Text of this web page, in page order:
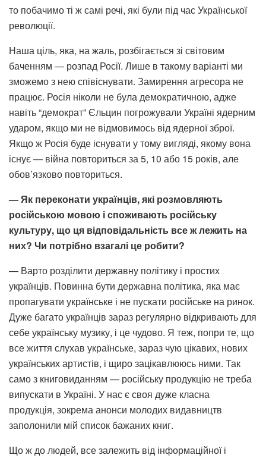
то побачимо ті ж самі речі, які були під час Української
революції.
Наша ціль, яка, на жаль, розбігається зі світовим
баченням — розпад Росії. Лише в такому варіанті ми
зможемо з нею співіснувати. Замирення агресора не
працює. Росія ніколи не була демократичною, адже
навіть “демократ” Єльцин погрожували Україні ядерним
ударом, якщо ми не відмовимось від ядерної зброї.
Якщо ж Росія буде існувати у тому вигляді, якому вона
існує — війна повториться за 5, 10 або 15 років, але
обов’язково повториться.
— Як переконати українців, які розмовляють
російською мовою і споживають російську
культуру, що ця відповідальність все ж лежить на
них? Чи потрібно взагалі це робити?
— Варто розділити державну політику і простих
українців. Повинна бути державна політика, яка має
пропагувати українське і не пускати російське на ринок.
Дуже багато українців зараз регулярно відкривають для
себе українську музику, і це чудово. Я теж, попри те, що
все життя слухав українське, зараз чую цікавих, нових
українських артистів, і щиро зацікавлююсь ними. Так
само з книговиданням — російську продукцію не треба
випускати в Україні. У нас є своя дуже класна
продукція, зокрема анонси молодих видавництв
заполонили мій список бажаних книг.
Що ж до людей, все залежить від інформаційної і